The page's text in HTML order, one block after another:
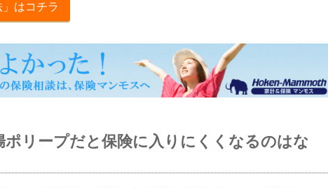
」はコチラ
ポリープだと保険に入りにくくなるのはな